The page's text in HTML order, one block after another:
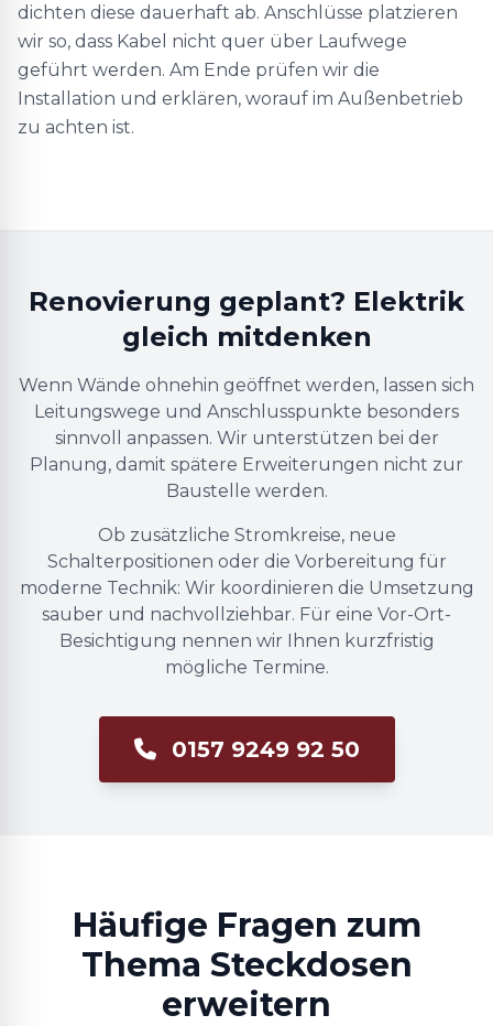
dichten diese dauerhaft ab. Anschlüsse platzieren
wir so, dass Kabel nicht quer über Laufwege
geführt werden. Am Ende prüfen wir die
Installation und erklären, worauf im Außenbetrieb
zu achten ist.
Renovierung geplant? Elektrik
gleich mitdenken
Wenn Wände ohnehin geöffnet werden, lassen sich
Leitungswege und Anschlusspunkte besonders
sinnvoll anpassen. Wir unterstützen bei der
Planung, damit spätere Erweiterungen nicht zur
Baustelle werden.
Ob zusätzliche Stromkreise, neue
Schalterpositionen oder die Vorbereitung für
moderne Technik: Wir koordinieren die Umsetzung
sauber und nachvollziehbar. Für eine Vor-Ort-
Besichtigung nennen wir Ihnen kurzfristig
mögliche Termine.
0157 9249 92 50
Häufige Fragen zum
Thema Steckdosen
erweitern